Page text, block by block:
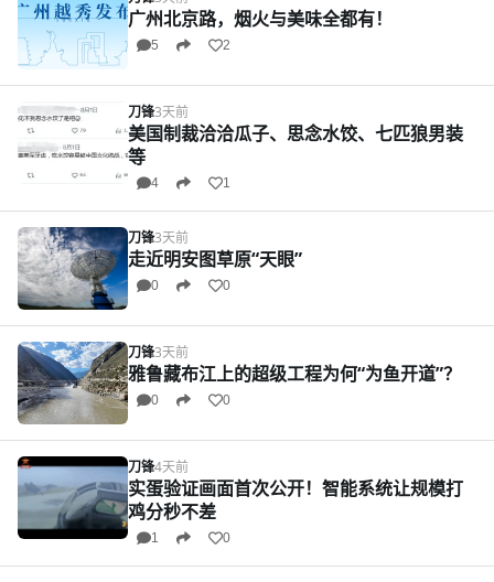
广州北京路，烟火与美味全都有！
5 2
刀锋3天前
美国制裁洽洽瓜子、思念水饺、七匹狼男装
等
4 1
刀锋3天前
走近明安图草原“天眼”
0 0
刀锋3天前
雅鲁藏布江上的超级工程为何“为鱼开道”？
0 0
刀锋4天前
实蛋验证画面首次公开！智能系统让规模打
鸡分秒不差
1 0